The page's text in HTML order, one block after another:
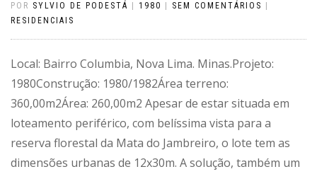
POR SYLVIO DE PODESTÁ 1980 SEM COMENTÁRIOS
RESIDENCIAIS
Local: Bairro Columbia, Nova Lima. Minas.Projeto:
1980Construção: 1980/1982Área terreno:
360,00m2Área: 260,00m2 Apesar de estar situada em
loteamento periférico, com belíssima vista para a
reserva florestal da Mata do Jambreiro, o lote tem as
dimensões urbanas de 12x30m. A solução, também um